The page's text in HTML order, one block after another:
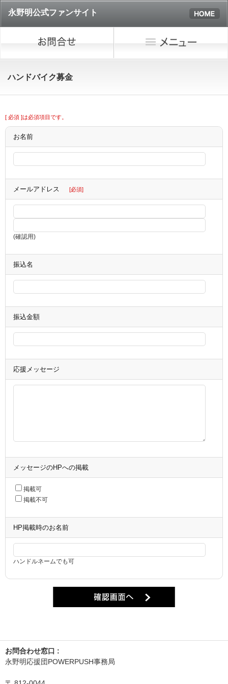
永野明公式ファンサイト
ハンドバイク募金
[ 必須 ]は必須項目です。
お名前
メールアドレス [必須]
(確認用)
振込名
振込金額
応援メッセージ
メッセージのHPへの掲載
掲載可
掲載不可
HP掲載時のお名前
ハンドルネームでも可
お問合わせ窓口 :
永野明応援団POWERPUSH事務局